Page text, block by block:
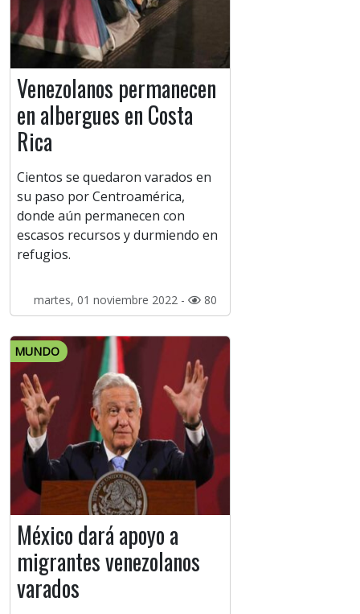
Venezolanos permanecen
en albergues en Costa
Rica
Cientos se quedaron varados en
su paso por Centroamérica,
donde aún permanecen con
escasos recursos y durmiendo en
refugios.
martes, 01 noviembre 2022 - 80
MUNDO
México dará apoyo a
migrantes venezolanos
varados